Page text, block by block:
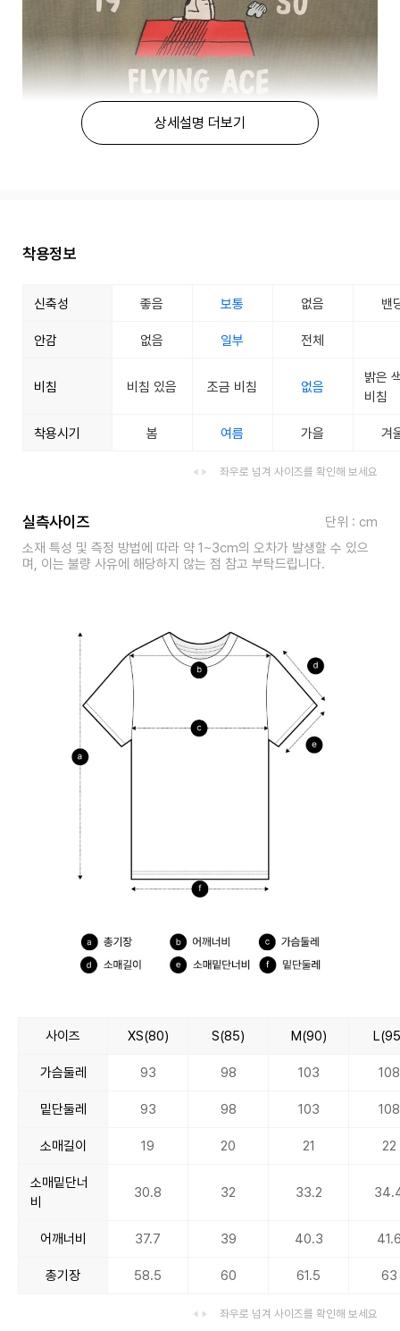
상세설명 더보기
착용정보
신축성 좋음 보통 없음 밴
안감 없음 일부 전체
비침 비침 있음 조금 비침 없음
밝은
비침
착용시기 봄 여름 가을 겨
좌우로 넘겨 사이즈를 확인해 보세요
실측사이즈
단위 : cm
소재 특성 및 측정 방법에 따라 약 1~3cm의 오차가 발생할 수 있으
며, 이는 불량 사유에 해당하지 않는 점 참고 부탁드립니다.
사이즈 XS(80) S(85) M(90)
가슴둘레 93 98 103 108
밑단둘레 93 98 103 108
소매길이 19 20 21 22
소매밑단너
비
30.8 32 33.2
어깨너비 37.7 39 40.3
총기장 58.5 60 61.5 63
좌우로 넘겨 사이즈를 확인해 보세요